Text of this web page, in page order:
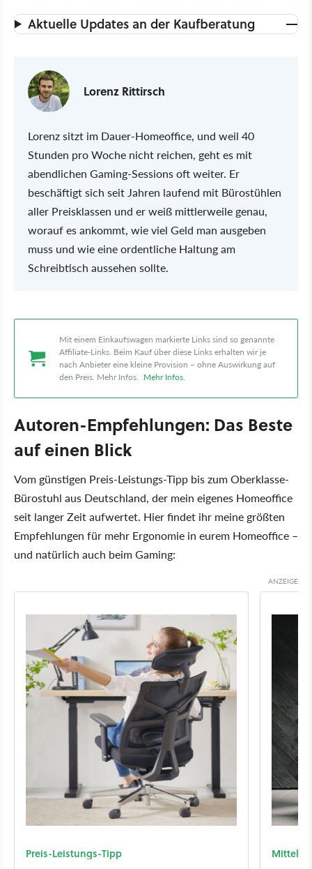
Aktuelle Updates an der Kaufberatung
Lorenz Rittirsch
Lorenz sitzt im Dauer-Homeoffice, und weil 40
Stunden pro Woche nicht reichen, geht es mit
abendlichen Gaming-Sessions oft weiter. Er
beschäftigt sich seit Jahren laufend mit Bürostühlen
aller Preisklassen und er weiß mittlerweile genau,
worauf es ankommt, wie viel Geld man ausgeben
muss und wie eine ordentliche Haltung am
Schreibtisch aussehen sollte.
Mit einem Einkaufswagen markierte Links sind so genannte
Affiliate-Links. Beim Kauf über diese Links erhalten wir je
nach Anbieter eine kleine Provision – ohne Auswirkung auf
den Preis. Mehr Infos. Mehr Infos.
Autoren-Empfehlungen: Das Beste
auf einen Blick
Vom günstigen Preis-Leistungs-Tipp bis zum Oberklasse-
Bürostuhl aus Deutschland, der mein eigenes Homeoffice
seit langer Zeit aufwertet. Hier findet ihr meine größten
Empfehlungen für mehr Ergonomie in eurem Homeoffice –
und natürlich auch beim Gaming:
Preis-Leistungs-Tipp